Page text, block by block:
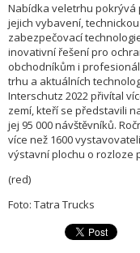
Nabídka veletrhu pokrývá
jejich vybavení,
zabezpečovací
inovativní řešení pro
obchodníkům i
trhu a aktuálních
Interschutz 2022 přivítal
zemí, kteří se představili
jej 95 000 návštěvníků.
více než 1600
výstavní plochu o rozloze
(red)
Foto: Tatra Trucks